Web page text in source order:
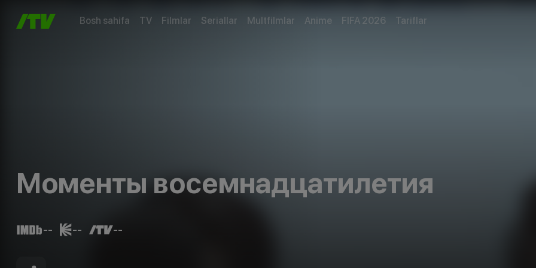
Bosh sahifa TV Filmlar Seriallar Multfilmlar Anime FIFA 2026 Tariflar
Моменты восемнадцатилетия
-- -- --